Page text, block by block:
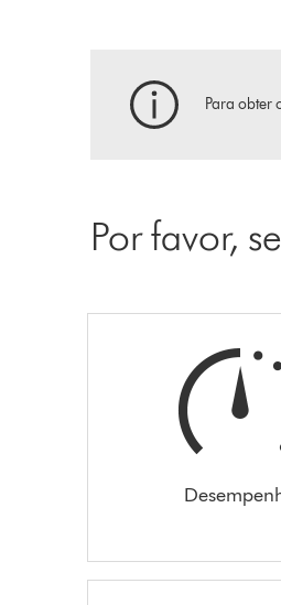
Para obter
Por favor,